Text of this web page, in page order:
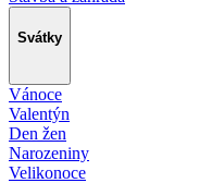
Svátky
Vánoce
Valentýn
Den žen
Narozeniny
Velikonoce